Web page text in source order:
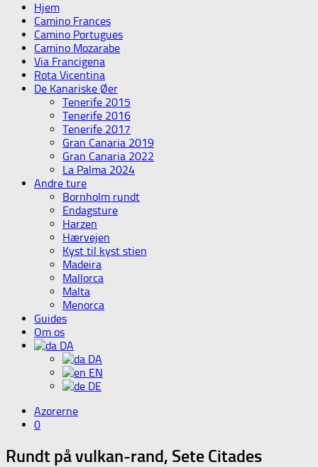
Hjem
Camino Frances
Camino Portugues
Camino Mozarabe
Via Francigena
Rota Vicentina
De Kanariske Øer
Tenerife 2015
Tenerife 2016
Tenerife 2017
Gran Canaria 2019
Gran Canaria 2022
La Palma 2024
Andre ture
Bornholm rundt
Endagsture
Harzen
Hærvejen
Kyst til kyst stien
Madeira
Mallorca
Malta
Menorca
Guides
Om os
DA
DA
EN
DE
Azorerne
0
Rundt på vulkan-rand, Sete Citades